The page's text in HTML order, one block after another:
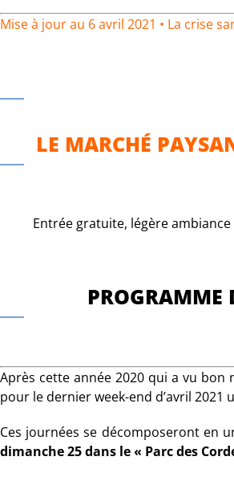
Mise à jour au 6 avril 2021 • La crise
LE MARCHÉ
Entrée gratuite, légère
PROGRAMME
Après cette année 2020 qui a vu bon
pour le dernier week-end d’avril 2021
Ces journées se décomposeront en
dimanche 25 dans le « Parc des